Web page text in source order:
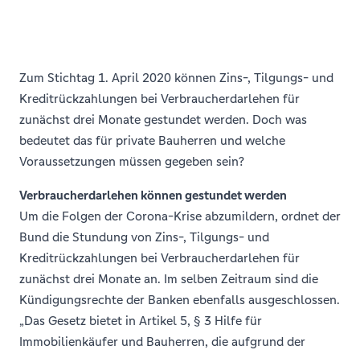
Zum Stichtag 1. April 2020 können Zins-, Tilgungs- und
Kreditrückzahlungen bei Verbraucherdarlehen für
zunächst drei Monate gestundet werden. Doch was
bedeutet das für private Bauherren und welche
Voraussetzungen müssen gegeben sein?
Verbraucherdarlehen können gestundet werden
Um die Folgen der Corona-Krise abzumildern, ordnet der
Bund die Stundung von Zins-, Tilgungs- und
Kreditrückzahlungen bei Verbraucherdarlehen für
zunächst drei Monate an. Im selben Zeitraum sind die
Kündigungsrechte der Banken ebenfalls ausgeschlossen.
„Das Gesetz bietet in Artikel 5, § 3 Hilfe für
Immobilienkäufer und Bauherren, die aufgrund der